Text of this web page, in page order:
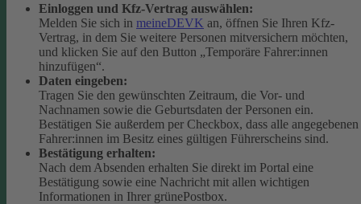
Einloggen und Kfz-Vertrag auswählen:
Melden Sie sich in meineDEVK an, öffnen Sie Ihren Kfz-
Vertrag, in dem Sie weitere Personen mitversichern möchten,
und klicken Sie auf den Button „Temporäre Fahrer:innen
hinzufügen“.
Daten eingeben:
Tragen Sie den gewünschten Zeitraum, die Vor- und
Nachnamen sowie die Geburtsdaten der Personen ein.
Bestätigen Sie außerdem per Checkbox, dass alle angegebenen
Fahrer:innen im Besitz eines gültigen Führerscheins sind.
Bestätigung erhalten:
Nach dem Absenden erhalten Sie direkt im Portal eine
Bestätigung sowie eine Nachricht mit allen wichtigen
Informationen in Ihrer grünePostbox.